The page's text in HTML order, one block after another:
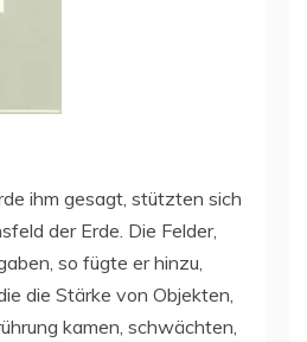
ihm gesagt, stützten sich
der Erde. Die Felder,
so fügte er hinzu,
die Stärke von Objekten,
kamen, schwächten,